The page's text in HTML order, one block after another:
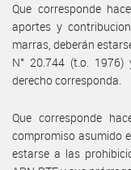
Que corresponde
aportes y
marras, deberán
N° 20.744 (t.o.
derecho corresponda.
Que corresponde
compromiso asumido
estarse a las